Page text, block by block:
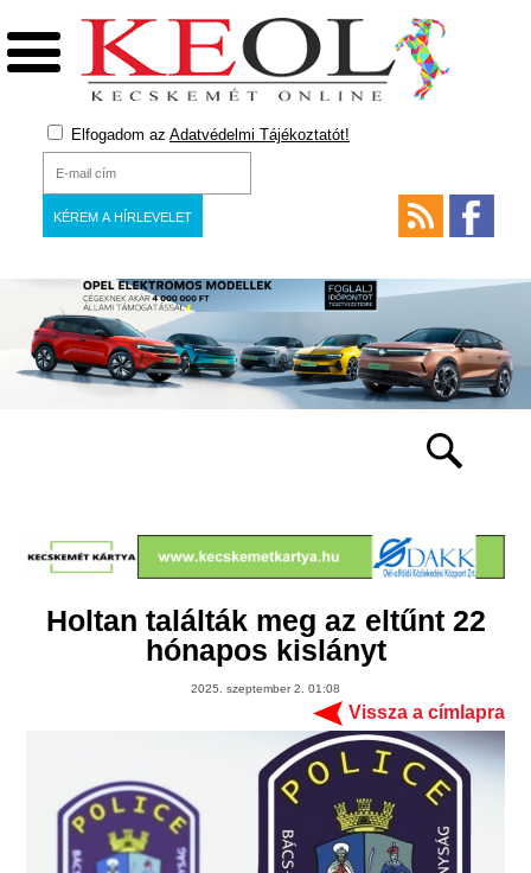
Elfogadom az Adatvédelmi Tájékoztatót!
Holtan találták meg az eltűnt 22
hónapos kislányt
2025. szeptember 2. 01:08
Vissza a címlapra